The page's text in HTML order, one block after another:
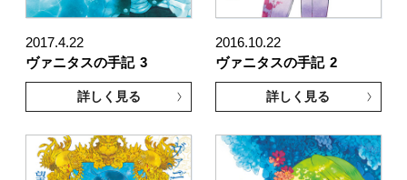
2017.4.22
ヴァニタスの手記 3
詳しく見る
2016.10.22
ヴァニタスの手記 2
詳しく見る